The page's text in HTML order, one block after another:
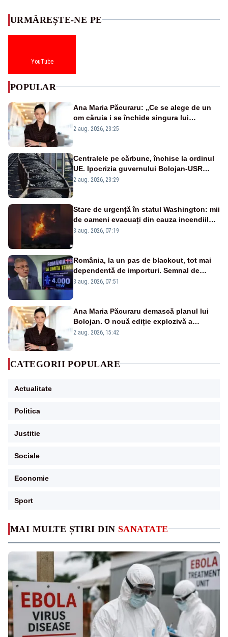
MAI MULTE ȘTIRI DIN SANATATE
URMĂREȘTE-NE PE
YouTube
POPULAR
Ana Maria Păcuraru: „Ce se alege de un
om căruia i se închide singura lui
portiță?”
2 aug. 2026, 23:25
Centralele pe cărbune, închise la ordinul
UE. Ipocrizia guvernului Bolojan-USR
după starea de alertă
2 aug. 2026, 23:29
Stare de urgență în statul Washington: mii
de oameni evacuați din cauza incendiilor
puternice de vegetație
3 aug. 2026, 07:19
România, la un pas de blackout, tot mai
dependentă de importuri. Semnal de
alarmă tras de un expert în energie
3 aug. 2026, 07:51
Ana Maria Păcuraru demască planul lui
Bolojan. O nouă ediție explozivă a
emisiunii „Miza Zilei” la Realitatea PLUS
2 aug. 2026, 15:42
CATEGORII POPULARE
Actualitate
Politica
Justitie
Sociale
Economie
Sport